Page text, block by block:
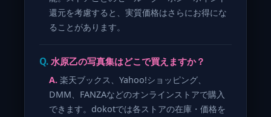
還元を考慮すると、実質価格はさらにお得にな
ることがあります。
水原乙の写真集はどこで買えますか？
楽天ブックス、Yahoo!ショッピング、
DMM、FANZAなどのオンラインストアで購入
できます。dokotでは各ストアの在庫・価格を